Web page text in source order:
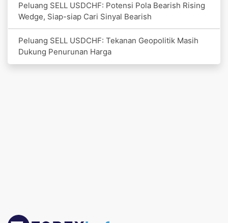
Peluang SELL USDCHF: Potensi Pola Bearish Rising
Wedge, Siap-siap Cari Sinyal Bearish
Peluang SELL USDCHF: Tekanan Geopolitik Masih
Dukung Penurunan Harga